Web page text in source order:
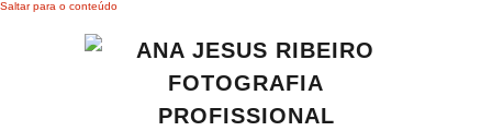
Saltar para o conteúdo